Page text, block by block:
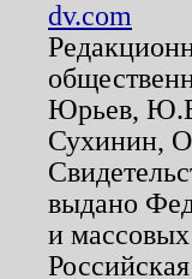
dv.com
Юрьев,
Сухинин,
выдано
и